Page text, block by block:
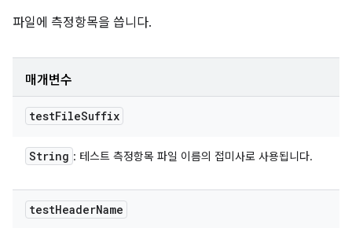
파일에 측정항목을 씁니다.
매개변수
testFileSuffix
String : 테스트 측정항목 파일 이름의 접미사로 사용됩니다.
testHeaderName